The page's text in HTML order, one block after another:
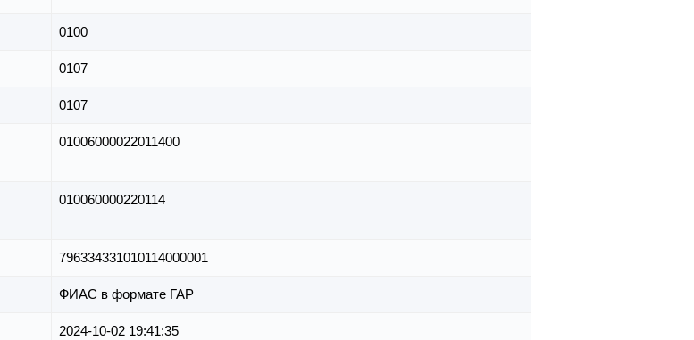
0100
0107
0107
01006000022011400
010060000220114
796334331010114000001
ФИАС в формате ГАР
2024-10-02 19:41:35